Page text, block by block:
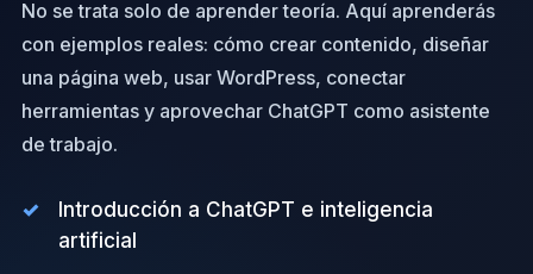
No se trata solo de aprender teoría. Aquí aprenderás
con ejemplos reales: cómo crear contenido, diseñar
una página web, usar WordPress, conectar
herramientas y aprovechar ChatGPT como asistente
de trabajo.
Introducción a ChatGPT e inteligencia
artificial